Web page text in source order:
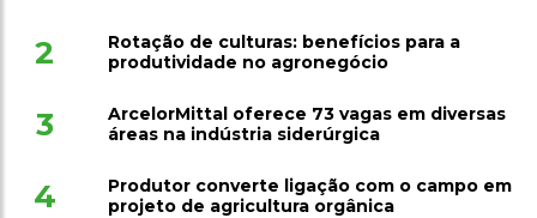
2
Rotação de culturas: benefícios para a
produtividade no agronegócio
3
ArcelorMittal oferece 73 vagas em diversas
áreas na indústria siderúrgica
4
Produtor converte ligação com o campo em
projeto de agricultura orgânica